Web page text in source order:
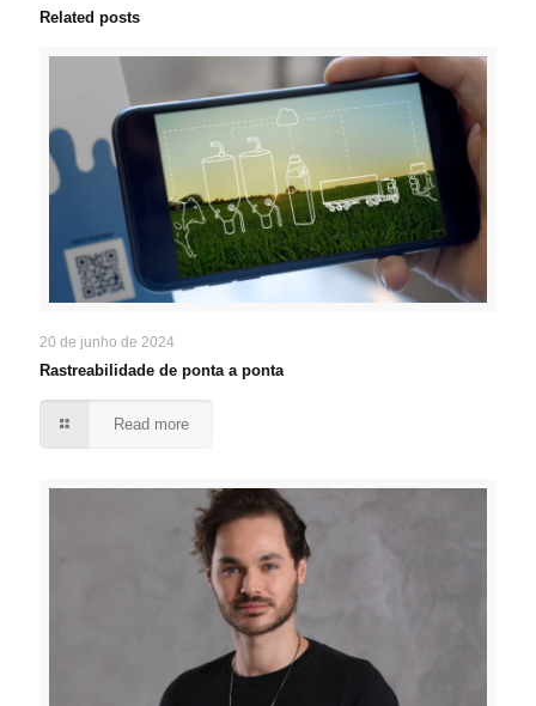
Related posts
20 de junho de 2024
Rastreabilidade de ponta a ponta
Read more